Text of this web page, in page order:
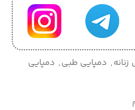
, دمپایی طبی, دمپایی